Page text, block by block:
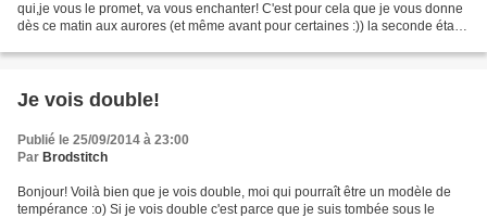
qui,je vous le promet, va vous enchanter! C'est pour cela que je vous donne
dès ce matin aux aurores (et même avant pour certaines :)) la seconde étape
Je vois double!
Publié le 25/09/2014 à 23:00
Par Brodstitch
Bonjour! Voilà bien que je vois double, moi qui pourraît être un modèle de
tempérance :o) Si je vois double c'est parce que je suis tombée sous le